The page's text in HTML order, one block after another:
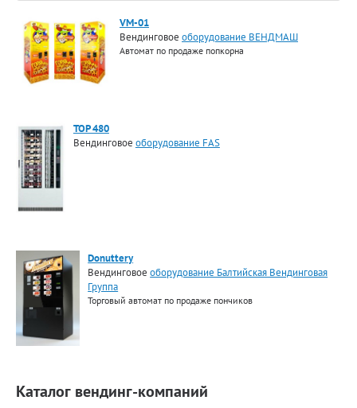
VM-01
Вендинговое оборудование ВЕНДМАШ
Автомат по продаже попкорна
TOP 480
Вендинговое оборудование FAS
Donuttery
Вендинговоеоборудование Балтийская Вендинговая
Группа
Торговый автомат по продаже пончиков
Каталог вендинг-компаний